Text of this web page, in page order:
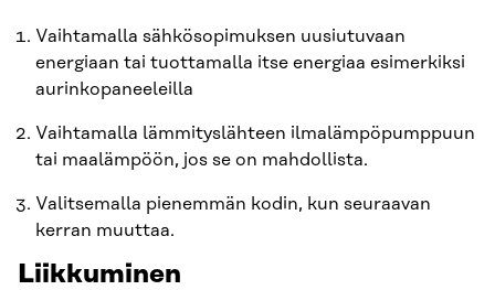
Vaihtamalla sähkösopimuksen uusiutuvaan
energiaan tai tuottamalla itse energiaa esimerkiksi
aurinkopaneeleilla
Vaihtamalla lämmityslähteen ilmalämpöpumppuun
tai maalämpöön, jos se on mahdollista.
Valitsemalla pienemmän kodin, kun seuraavan
kerran muuttaa.
Liikkuminen